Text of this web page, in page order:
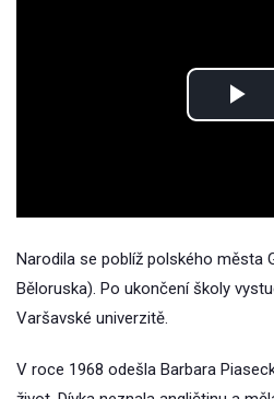
Narodila se poblíž polského města
Běloruska). Po ukončení školy
Varšavské univerzitě.
V roce 1968 odešla Barbara